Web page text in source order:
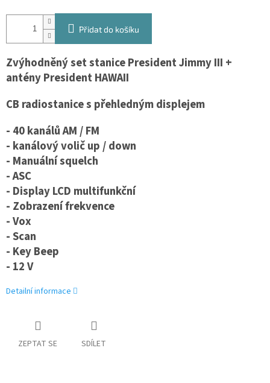
Přidat do košíku
Zvýhodněný set stanice President Jimmy III +
antény President HAWAII
CB radiostanice s přehledným displejem
- 40 kanálů AM / FM
- kanálový volič up / down
- Manuální squelch
- ASC
- Display LCD multifunkční
- Zobrazení frekvence
- Vox
- Scan
- Key Beep
- 12 V
Detailní informace
ZEPTAT SE SDÍLET